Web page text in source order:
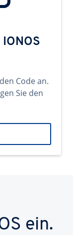
Code an.
Sie den
ein.